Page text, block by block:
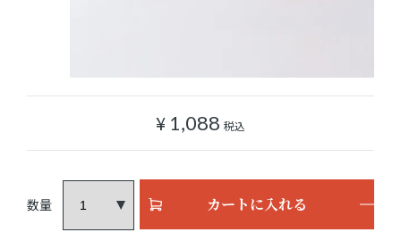
¥ 1,088 税込
カートに入れる